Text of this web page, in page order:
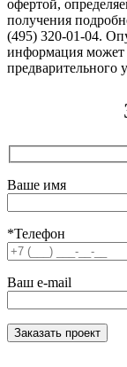
офертой,
получения
(495) 320-01-04.
информация может
предварительного
Ваше имя
*Телефон
Ваш e-mail